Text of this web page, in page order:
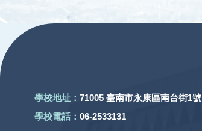
:::
學校地址： 71005 臺南市永康區南台街1號
學校電話： 06-2533131